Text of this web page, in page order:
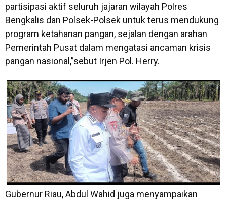
partisipasi aktif seluruh jajaran wilayah Polres
Bengkalis dan Polsek-Polsek untuk terus mendukung
program ketahanan pangan, sejalan dengan arahan
Pemerintah Pusat dalam mengatasi ancaman krisis
pangan nasional,”sebut Irjen Pol. Herry.
Gubernur Riau, Abdul Wahid juga menyampaikan